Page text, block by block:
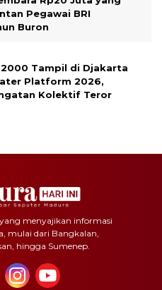
Pegawai BRI
Buron
Tampil di Djakarta
Platform 2026,
Kolektif Teror
menyajikan informasi
mulai dari Bangkalan,
hingga Sumenep.